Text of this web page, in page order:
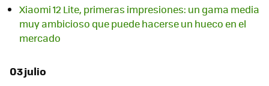
Xiaomi 12 Lite, primeras impresiones: un gama media
muy ambicioso que puede hacerse un hueco en el
mercado
03 julio